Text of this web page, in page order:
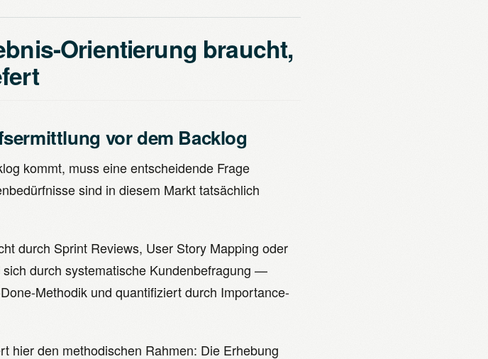
Orientierung braucht,
vor dem Backlog
kommt, muss eine entscheidende Frage
sind in diesem Markt tatsächlich
durch Sprint Reviews, User Story Mapping oder
durch systematische Kundenbefragung —
Methodik und quantifiziert durch Importance-
hier den methodischen Rahmen: Die Erhebung